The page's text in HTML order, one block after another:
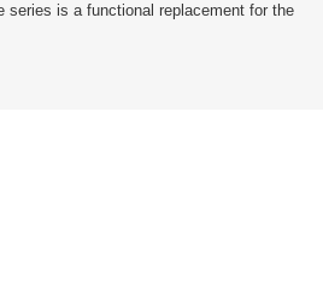
series is a functional replacement for the